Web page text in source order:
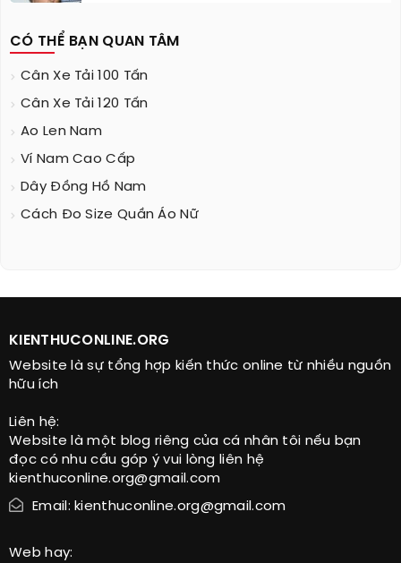
CÓ THỂ BẠN QUAN TÂM
Cân Xe Tải 100 Tấn
Cân Xe Tải 120 Tấn
Ao Len Nam
Ví Nam Cao Cấp
Dây Đồng Hồ Nam
Cách Đo Size Quần Áo Nữ
KIENTHUCONLINE.ORG
Website là sự tổng hợp kiến thức online từ nhiều nguồn
hữu ích
Liên hệ:
Website là một blog riêng của cá nhân tôi nếu bạn
đọc có nhu cầu góp ý vui lòng liên hệ
kienthuconline.org@gmail.com
Email: kienthuconline.org@gmail.com
Web hay: